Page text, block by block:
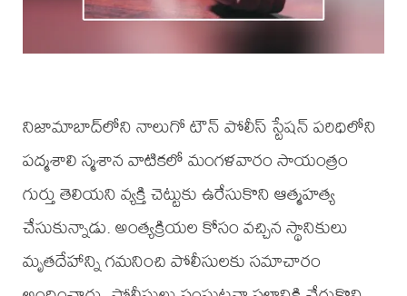
నిజామాబాద్‌లోని నాలుగో టౌన్ పోలీస్ స్టేషన్ పరిధిలోని
పద్మశాలి స్మశాన వాటికలో మంగళవారం సాయంత్రం
గుర్తు తెలియని వ్యక్తి చెట్టుకు ఉరేసుకొని ఆత్మహత్య
చేసుకున్నాడు. అంత్యక్రియల కోసం వచ్చిన స్థానికులు
మృతదేహాన్ని గమనించి పోలీసులకు సమాచారం